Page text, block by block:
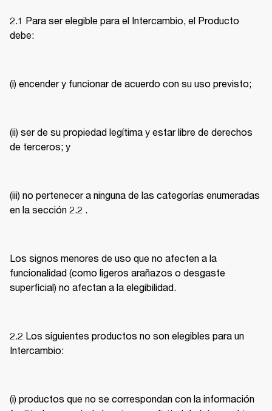
2.1 Para ser elegible para el Intercambio, el Producto
debe:
(i) encender y funcionar de acuerdo con su uso previsto;
(ii) ser de su propiedad legítima y estar libre de derechos
de terceros; y
(iii) no pertenecer a ninguna de las categorías enumeradas
en la sección 2.2 .
Los signos menores de uso que no afecten a la
funcionalidad (como ligeros arañazos o desgaste
superficial) no afectan a la elegibilidad.
2.2 Los siguientes productos no son elegibles para un
Intercambio:
(i) productos que no se correspondan con la información